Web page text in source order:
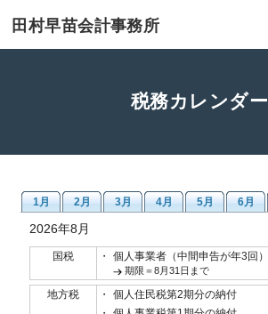
田村早苗会計事務所
税務カレンダー